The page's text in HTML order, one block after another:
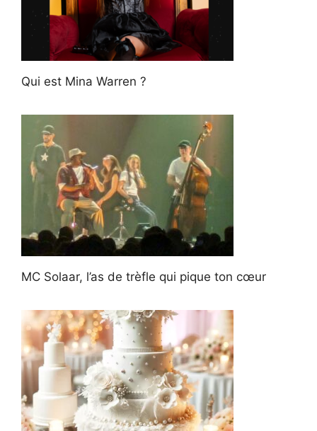
Qui est Mina Warren ?
MC Solaar, l’as de trèfle qui pique ton cœur